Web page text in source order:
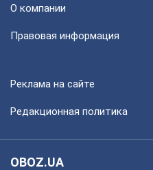
О компании
Правовая информация
Реклама на сайте
Редакционная политика
OBOZ.UA